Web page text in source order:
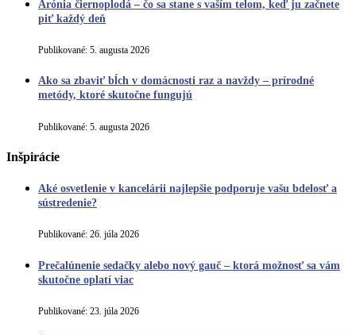
Arónia čiernoplodá – čo sa stane s vaším telom, keď ju začnete
piť každý deň
Publikované: 5. augusta 2026
Ako sa zbaviť bĺch v domácnosti raz a navždy – prírodné
metódy, ktoré skutočne fungujú
Publikované: 5. augusta 2026
Inšpirácie
Aké osvetlenie v kancelárii najlepšie podporuje vašu bdelosť a
sústredenie?
Publikované: 26. júla 2026
Prečalúnenie sedačky alebo nový gauč – ktorá možnosť sa vám
skutočne oplatí viac
Publikované: 23. júla 2026